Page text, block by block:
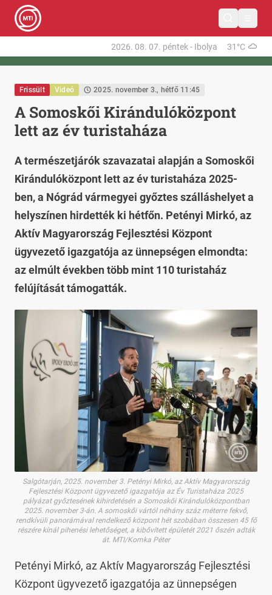
2026. 08. 07. péntek- Ibolya 31°C
Frissült Videó 2025. november 3., hétfő 11:45
A Somoskői Kirándulóközpont
lett az év turistaháza
A természetjárók szavazatai alapján a Somoskői
Kirándulóközpont lett az év turistaháza 2025-
ben, a Nógrád vármegyei győztes szálláshelyet a
helyszínen hirdették ki hétfőn. Petényi Mirkó, az
Aktív Magyarország Fejlesztési Központ
ügyvezető igazgatója az ünnepségen elmondta:
az elmúlt években több mint 110 turistaház
felújítását támogatták.
Salgótarján, 2025. november 3. Petényi Mirkó, az Aktív Magyarország
Fejlesztési Központ ügyvezető igazgatója az Év Turistaháza 2025
pályázat győztesének kihirdetésén a Somoskői Kirándulóközpontban
2025. november 3-án. A somoskői vártól néhány száz méterre fekvő,
rendkívüli panorámával rendelkező központ hét szobában összesen 45 fő
részére kínál pihenési lehetőséget, a kibővített épületét 2021 őszén adták
át. MTI/Komka Péter
Petényi Mirkó, az Aktív Magyarország Fejlesztési
Központ ügyvezető igazgatója az ünnepségen